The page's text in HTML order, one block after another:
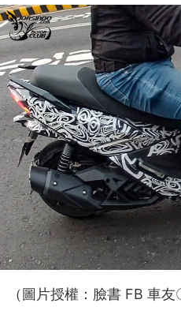
（圖片授權：臉書 FB 車友